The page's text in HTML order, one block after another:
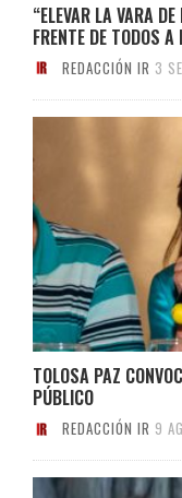
“ELEVAR LA VARA
FRENTE DE TODOS
REDACCIÓN IR 3
TOLOSA PAZ
PÚBLICO
REDACCIÓN IR 9